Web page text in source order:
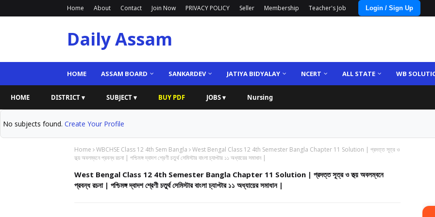
Home About Contact Join Now PRIVACY POLICY Seller Membership Teacher's Job Login / Sign Up
Daily Assam
HOME ASSAM BOARD SANKARDEV JATIYA BIDYALAY NCERT ALL STATE WB
HOME DISTRICT ▾ SUBJECT ▾ BUY PDF JOBS ▾ Nursing
No subjects found. Create Your Profile
Home WBCHSE Class 12 4th Sem Bangla
West Bengal Class 12 4th Semester Bangla Chapter 11 Solution | প্রদত্ত সূত্র ও
তথ্য় অবলম্বনে প্রবন্ধ রচনা | পশ্চিমঙ্গ দ্বাদশ শ্রেণী চতুৰ্থ সেমিস্টার বাংলা চ্যাপ্টার ১১ অধ্যায়ের সমাধান |
West Bengal Class 12 4th Semester Bangla Chapter 11 Solution | প্রদত্ত সূত্র ও তথ্য় অবলম্বনে
প্রবন্ধ রচনা | পশ্চিমঙ্গ দ্বাদশ শ্রেণী চতুৰ্থ সেমিস্টার বাংলা চ্যাপ্টার ১১ অধ্যায়ের সমাধান |